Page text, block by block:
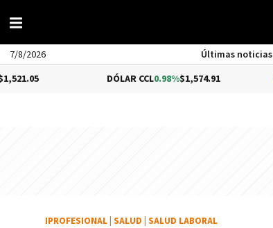
7/8/2026 Últimas noticias
0.98%$1,574.91
IPROFESIONAL SALUD SALUD LABORAL